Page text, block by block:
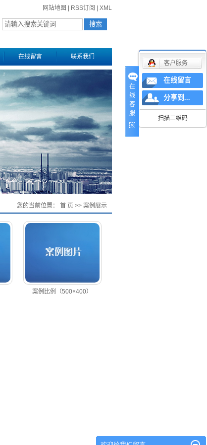
网站地图 RSS订阅 XML
在线留言 联系我们
您的当前位置： 首 页 >> 案例展示
案例比例（500×400）
在
线
客
服
客户服务
在线留言
分享到...
扫描二维码